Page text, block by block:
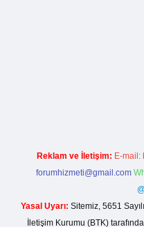
Reklam ve İletişim: E-mail:
forumhizmeti@gmail.com
Yasal Uyarı: Sitemiz, 5651
İletişim Kurumu (BTK)